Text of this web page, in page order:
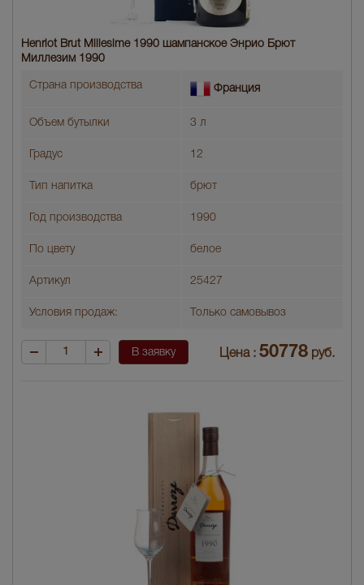
Henriot Brut Millesime 1990 шампанское Энрио Брют
Миллезим 1990
Страна производства Франция
Объем бутылки 3 л
Градус 12
Тип напитка брют
Год производства 1990
По цвету белое
Артикул 25427
Условия продаж: Только самовывоз
В заявку Цена : 50778 руб.